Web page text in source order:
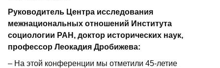
Руководитель Центра исследования
межнациональных отношений Института
социологии РАН, доктор исторических наук,
профессор Леокадия Дробижева:
– На этой конференции мы отметили 45-летие